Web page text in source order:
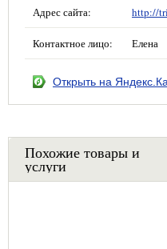
Адрес сайта: http://
Контактное лицо: Елена
Открыть на
Похожие товары и
услуги